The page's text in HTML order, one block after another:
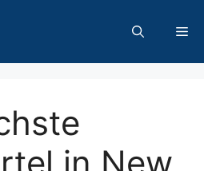
in New